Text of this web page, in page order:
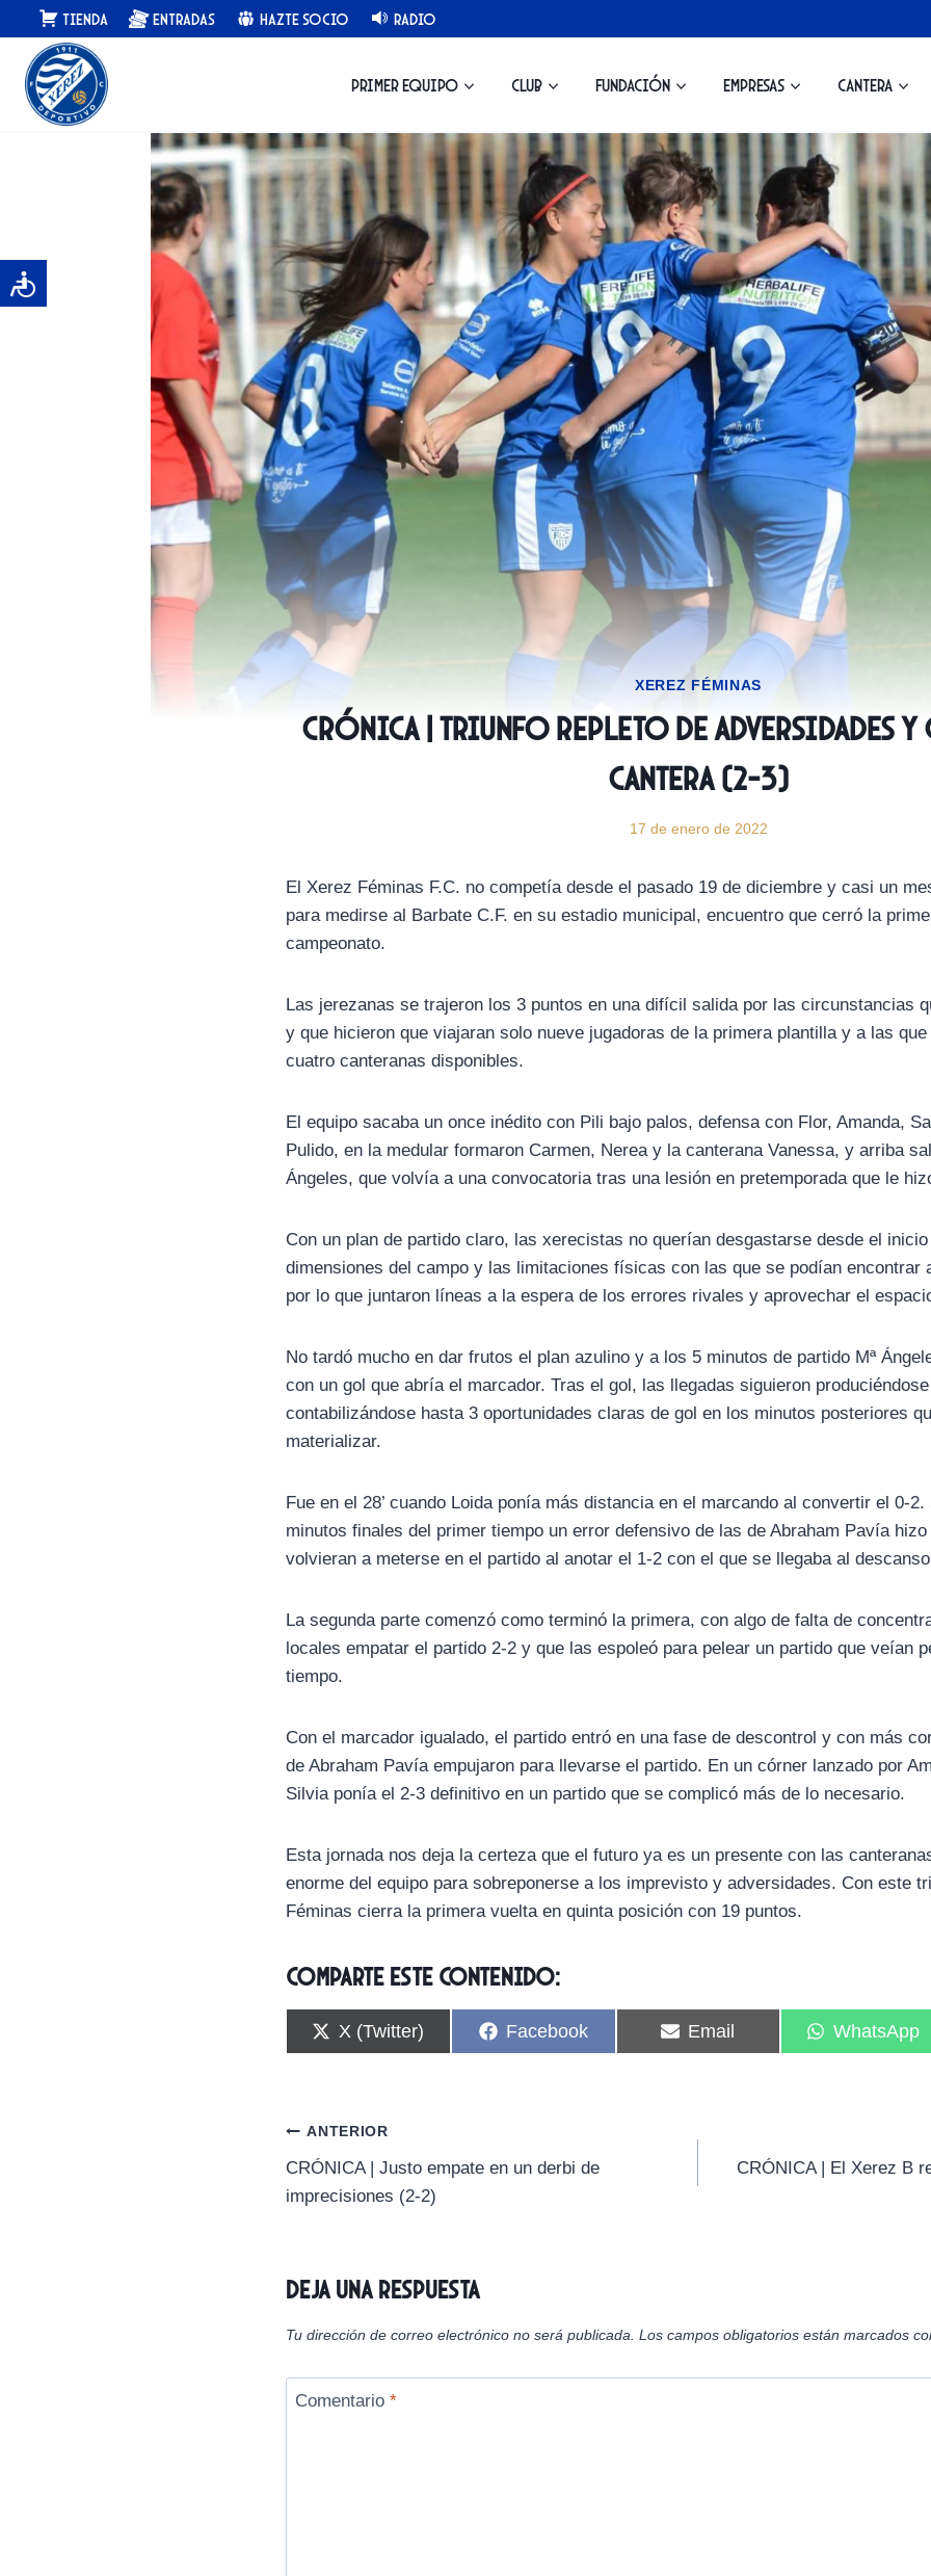
Saltar
al
contenido
Tienda Entradas Hazte Socio Radio
Primer equipo Club Fundación Empresas Cantera
XEREZ FÉMINAS
CRÓNICA | Triunfo repleto de adversidades
Cantera (2-3)
17 de enero de 2022
El Xerez Féminas F.C. no competía desde el pasado 19 de diciembre y casi un
para medirse al Barbate C.F. en su estadio municipal, encuentro que cerró la
campeonato.
Las jerezanas se trajeron los 3 puntos en una difícil salida por las circunstancias
y que hicieron que viajaran solo nueve jugadoras de la primera plantilla y a las
cuatro canteranas disponibles.
El equipo sacaba un once inédito con Pili bajo palos, defensa con Flor, Amanda,
Pulido, en la medular formaron Carmen, Nerea y la canterana Vanessa, y arriba
Ángeles, que volvía a una convocatoria tras una lesión en pretemporada que le
Con un plan de partido claro, las xerecistas no querían desgastarse desde el
dimensiones del campo y las limitaciones físicas con las que se podían encontrar
por lo que juntaron líneas a la espera de los errores rivales y aprovechar el
No tardó mucho en dar frutos el plan azulino y a los 5 minutos de partido Mª
con un gol que abría el marcador. Tras el gol, las llegadas siguieron
contabilizándose hasta 3 oportunidades claras de gol en los minutos posteriores
materializar.
Fue en el 28’ cuando Loida ponía más distancia en el marcando al convertir el 0-
minutos finales del primer tiempo un error defensivo de las de Abraham Pavía hizo
volvieran a meterse en el partido al anotar el 1-2 con el que se llegaba al
La segunda parte comenzó como terminó la primera, con algo de falta de
locales empatar el partido 2-2 y que las espoleó para pelear un partido que veían
tiempo.
Con el marcador igualado, el partido entró en una fase de descontrol y con más
de Abraham Pavía empujaron para llevarse el partido. En un córner lanzado por
Silvia ponía el 2-3 definitivo en un partido que se complicó más de lo necesario.
Esta jornada nos deja la certeza que el futuro ya es un presente con las
enorme del equipo para sobreponerse a los imprevisto y adversidades. Con este
Féminas cierra la primera vuelta en quinta posición con 19 puntos.
Comparte este contenido:
C
o
r
t
i
r
e
X (Twitter)
C
o
i
r
Facebook
C
o
Email
C
o
i
r
WhatsApp
Navegación
de
ANTERIOR
CRÓNICA | Justo empate en un derbi de
imprecisiones (2-2)
CRÓNICA | El Xerez B
Deja una respuesta
Tu dirección de correo electrónico no será publicada. Los campos obligatorios están marcados
Comentario *